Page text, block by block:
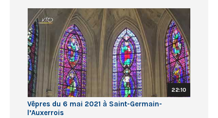
22:10
Vêpres du 6 mai 2021 à Saint-Germain-
l’Auxerrois